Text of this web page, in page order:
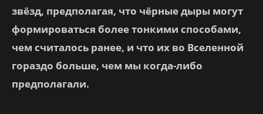
звёзд, предполагая, что чёрные дыры могут
формироваться более тонкими способами,
чем считалось ранее, и что их во Вселенной
гораздо больше, чем мы когда-либо
предполагали.